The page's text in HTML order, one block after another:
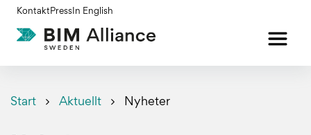
innehållet
Kontakt Press In English
Start Aktuellt Nyheter